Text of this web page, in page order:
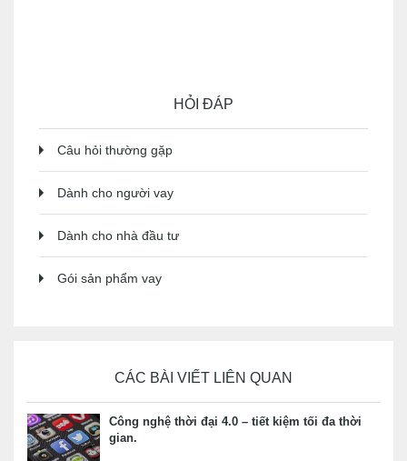
HỎI ĐÁP
Câu hỏi thường gặp
Dành cho người vay
Dành cho nhà đầu tư
Gói sản phẩm vay
CÁC BÀI VIẾT LIÊN QUAN
Công nghệ thời đại 4.0 – tiết kiệm tối đa thời
gian.